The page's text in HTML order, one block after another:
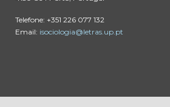
Telefone: +351 226 077 132
Email: isociologia@letras.up.pt